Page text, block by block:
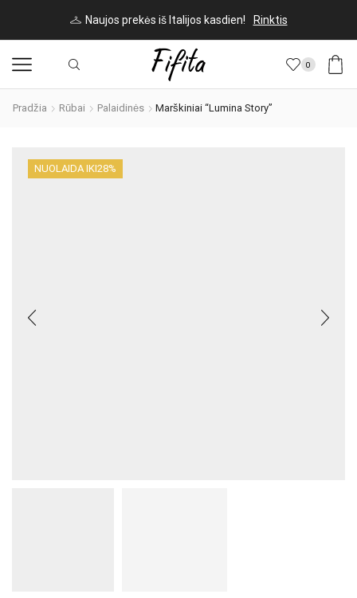
Naujos prekės iš Italijos kasdien! Rinktis
0
Pradžia Rūbai Palaidinės Marškiniai “Lumina Story”
NUOLAIDA IKI28%